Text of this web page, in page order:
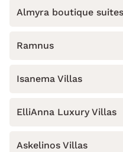
Almyra boutique suites
Ramnus
Isanema Villas
ElliAnna Luxury Villas
Askelinos Villas